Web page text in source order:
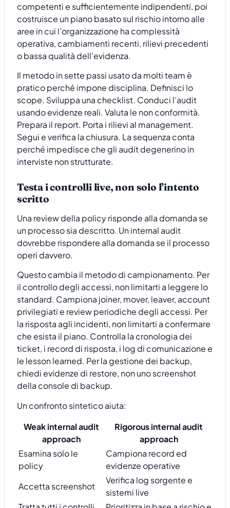
competenti e sufficientemente indipendenti, poi
costruisce un piano basato sul rischio intorno alle
aree in cui l’organizzazione ha complessità
operativa, cambiamenti recenti, rilievi precedenti
o bassa qualità dell’evidenza.
Il metodo in sette passi usato da molti team è
pratico perché impone disciplina. Definisci lo
scope. Sviluppa una checklist. Conduci l’audit
usando evidenze reali. Valuta le non conformità.
Prepara il report. Porta i rilievi al management.
Segui e verifica la chiusura. La sequenza conta
perché impedisce che gli audit degenerino in
interviste non strutturate.
Testa i controlli live, non solo l’intento
scritto
Una review della policy risponde alla domanda se
un processo sia descritto. Un internal audit
dovrebbe rispondere alla domanda se il processo
operi davvero.
Questo cambia il metodo di campionamento. Per
il controllo degli accessi, non limitarti a leggere lo
standard. Campiona joiner, mover, leaver, account
privilegiati e review periodiche degli accessi. Per
la risposta agli incidenti, non limitarti a confermare
che esista il piano. Controlla la cronologia dei
ticket, i record di risposta, i log di comunicazione e
le lesson learned. Per la gestione dei backup,
chiedi evidenze di restore, non uno screenshot
della console di backup.
Un confronto sintetico aiuta:
Weak internal audit
approach
Rigorous internal audit
approach
Esamina solo le
policy
Campiona record ed
evidenze operative
Accetta screenshot
Verifica log sorgente e
sistemi live